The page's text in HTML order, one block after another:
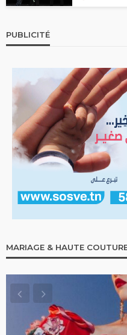
PUBLICITÉ
MARIAGE & HAUTE